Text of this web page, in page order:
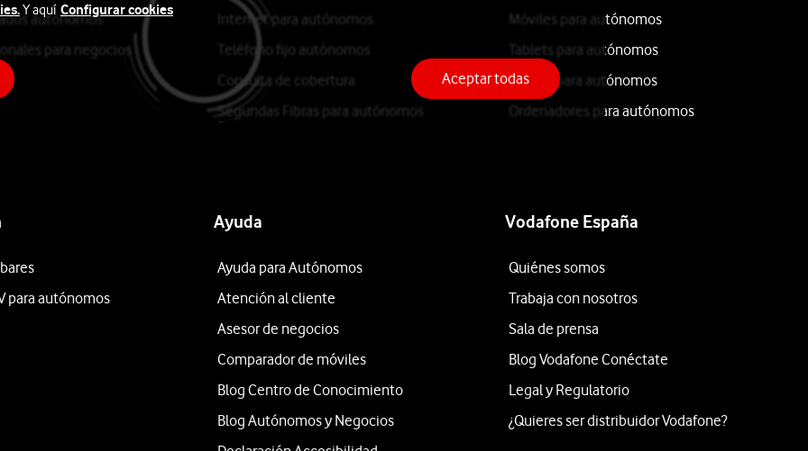
autónomos
para negocios
Internet para autónomos
Teléfono fijo autónomos
Consulta de cobertura
Segundas Fibras para autónomos
Móviles para autónomos
Tablets para autónomos
iPhone para autónomos
Ordenadores para autónomos
para autónomos
Ayuda
Ayuda para Autónomos
Atención al cliente
Asesor de negocios
Comparador de móviles
Blog Centro de Conocimiento
Blog Autónomos y Negocios
Vodafone España
Quiénes somos
Trabaja con nosotros
Sala de prensa
Blog Vodafone Conéctate
Legal y Regulatorio
¿Quieres ser distribuidor Vodafone?
Y aquí Configurar cookies
Aceptar todas